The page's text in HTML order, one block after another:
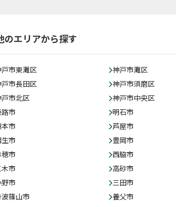
のエリアから探す
市東灘区
神戸市灘区
市長田区
神戸市須磨区
市北区
神戸市中央区
市
明石市
市
芦屋市
市
豊岡市
市
西脇市
市
高砂市
市
三田市
篠山市
養父市